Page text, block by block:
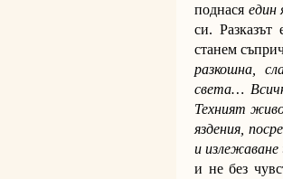
поднася един
си.
станем
разкошна,
света…
Техният
яздения,
и
и не без